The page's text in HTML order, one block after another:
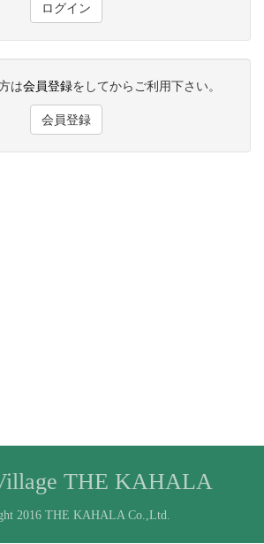
ログイン
は会員登録をしてからご利用下さい。
会員登録
THE KAHALA
2016 THE KAHALA Co.,Ltd.